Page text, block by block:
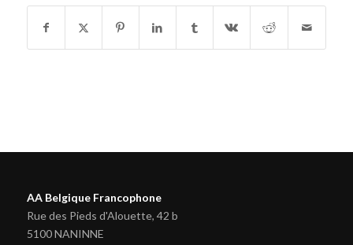
AA Belgique Francophone
Rue des Pieds d'Alouette, 42 b
5100 NANINNE